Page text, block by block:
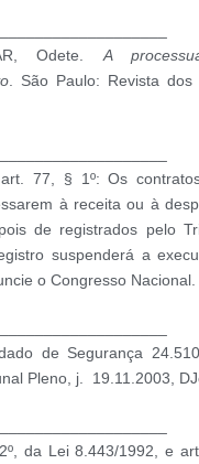
Odete.A
. São Paulo: Revista
77, § 1º: Os
à receita ou à
de registrados pelo
suspenderá a
o Congresso Nacional.
de Segurança
Pleno, j. 19.11.2003,
da Lei 8.443/1992, e